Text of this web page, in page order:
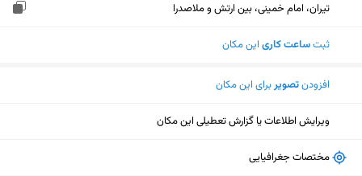
تیران، امام خمینی، بین ارتش و ملاصدرا
ثبتساعت کاری این مکان
افزودنتصویربرای این مکان
ویرایش اطلاعات یا گزارش تعطیلی این مکان
مختصات جغرافیایی